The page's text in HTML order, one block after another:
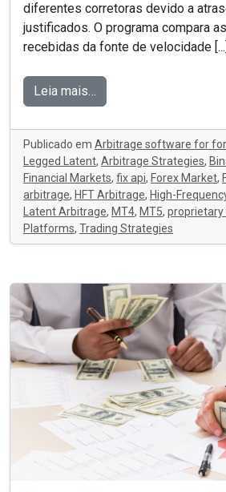
diferentes corretoras devido a
justificados. O programa compara
recebidas da fonte de velocidade [...]
Leia mais…
Publicado em Arbitrage software for
Legged Latent, Arbitrage Strategies,
Financial Markets, fix api, Forex Market,
arbitrage, HFT Arbitrage, High-
Latent Arbitrage, MT4, MT5, proprietary
Platforms, Trading Strategies